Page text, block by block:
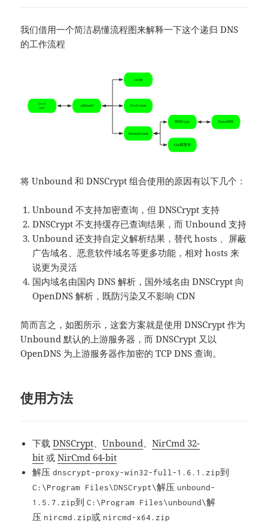
我们借用一个简洁易懂流程图来解释一下这个递归 DNS
的工作流程
将 Unbound 和 DNSCrypt 组合使用的原因有以下几个：
Unbound 不支持加密查询，但 DNSCrypt 支持
DNSCrypt 不支持缓存已查询结果，而 Unbound 支持
Unbound 还支持自定义解析结果，替代 hosts 、屏蔽
广告域名、恶意软件域名等更多功能，相对 hosts 来
说更为灵活
国内域名由国内 DNS 解析，国外域名由 DNSCrypt 向
OpenDNS 解析，既防污染又不影响 CDN
简而言之，如图所示，这套方案就是使用 DNSCrypt 作为
Unbound 默认的上游服务器，而 DNSCrypt 又以
OpenDNS 为上游服务器作加密的 TCP DNS 查询。
使用方法
下载DNSCrypt、Unbound、NirCmd 32-
bit 或NirCmd 64-bit
解压dnscrypt-proxy-win32-full-1.6.1.zip到
C:\Program Files\DNSCrypt\解压 unbound-
1.5.7.zip到C:\Program Files\unbound\解
压 nircmd.zip或 nircmd-x64.zip